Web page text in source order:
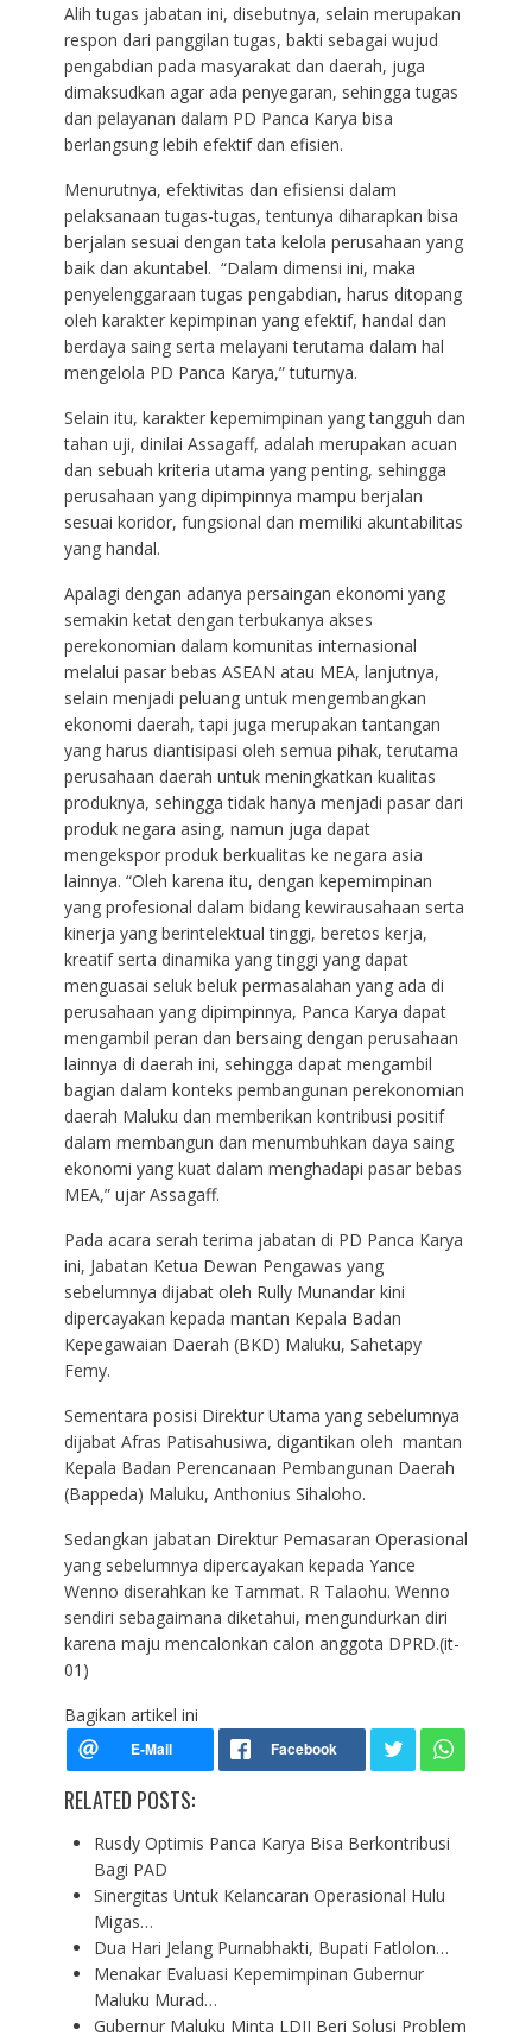
Alih tugas jabatan ini, disebutnya, selain merupakan
respon dari panggilan tugas, bakti sebagai wujud
pengabdian pada masyarakat dan daerah, juga
dimaksudkan agar ada penyegaran, sehingga tugas
dan pelayanan dalam PD Panca Karya bisa
berlangsung lebih efektif dan efisien.
Menurutnya, efektivitas dan efisiensi dalam
pelaksanaan tugas-tugas, tentunya diharapkan bisa
berjalan sesuai dengan tata kelola perusahaan yang
baik dan akuntabel. “Dalam dimensi ini, maka
penyelenggaraan tugas pengabdian, harus ditopang
oleh karakter kepimpinan yang efektif, handal dan
berdaya saing serta melayani terutama dalam hal
mengelola PD Panca Karya,” tuturnya.
Selain itu, karakter kepemimpinan yang tangguh dan
tahan uji, dinilai Assagaff, adalah merupakan acuan
dan sebuah kriteria utama yang penting, sehingga
perusahaan yang dipimpinnya mampu berjalan
sesuai koridor, fungsional dan memiliki akuntabilitas
yang handal.
Apalagi dengan adanya persaingan ekonomi yang
semakin ketat dengan terbukanya akses
perekonomian dalam komunitas internasional
melalui pasar bebas ASEAN atau MEA, lanjutnya,
selain menjadi peluang untuk mengembangkan
ekonomi daerah, tapi juga merupakan tantangan
yang harus diantisipasi oleh semua pihak, terutama
perusahaan daerah untuk meningkatkan kualitas
produknya, sehingga tidak hanya menjadi pasar dari
produk negara asing, namun juga dapat
mengekspor produk berkualitas ke negara asia
lainnya. “Oleh karena itu, dengan kepemimpinan
yang profesional dalam bidang kewirausahaan serta
kinerja yang berintelektual tinggi, beretos kerja,
kreatif serta dinamika yang tinggi yang dapat
menguasai seluk beluk permasalahan yang ada di
perusahaan yang dipimpinnya, Panca Karya dapat
mengambil peran dan bersaing dengan perusahaan
lainnya di daerah ini, sehingga dapat mengambil
bagian dalam konteks pembangunan perekonomian
daerah Maluku dan memberikan kontribusi positif
dalam membangun dan menumbuhkan daya saing
ekonomi yang kuat dalam menghadapi pasar bebas
MEA,” ujar Assagaff.
Pada acara serah terima jabatan di PD Panca Karya
ini, Jabatan Ketua Dewan Pengawas yang
sebelumnya dijabat oleh Rully Munandar kini
dipercayakan kepada mantan Kepala Badan
Kepegawaian Daerah (BKD) Maluku, Sahetapy
Femy.
Sementara posisi Direktur Utama yang sebelumnya
dijabat Afras Patisahusiwa, digantikan oleh mantan
Kepala Badan Perencanaan Pembangunan Daerah
(Bappeda) Maluku, Anthonius Sihaloho.
Sedangkan jabatan Direktur Pemasaran Operasional
yang sebelumnya dipercayakan kepada Yance
Wenno diserahkan ke Tammat. R Talaohu. Wenno
sendiri sebagaimana diketahui, mengundurkan diri
karena maju mencalonkan calon anggota DPRD.(it-
01)
Bagikan artikel ini
RELATED POSTS:
Rusdy Optimis Panca Karya Bisa Berkontribusi
Bagi PAD
Sinergitas Untuk Kelancaran Operasional Hulu
Migas…
Dua Hari Jelang Purnabhakti, Bupati Fatlolon…
Menakar Evaluasi Kepemimpinan Gubernur
Maluku Murad…
Gubernur Maluku Minta LDII Beri Solusi Problem